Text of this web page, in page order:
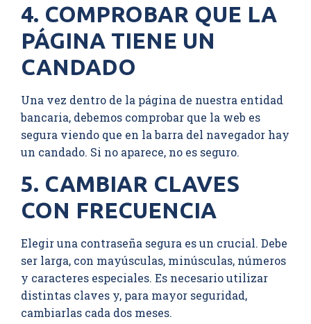
4. COMPROBAR QUE LA
PÁGINA TIENE UN
CANDADO
Una vez dentro de la página de nuestra entidad
bancaria, debemos comprobar que la web es
segura viendo que en la barra del navegador hay
un candado. Si no aparece, no es seguro.
5. CAMBIAR CLAVES
CON FRECUENCIA
Elegir una contraseña segura es un crucial. Debe
ser larga, con mayúsculas, minúsculas, números
y caracteres especiales. Es necesario utilizar
distintas claves y, para mayor seguridad,
cambiarlas cada dos meses.